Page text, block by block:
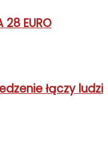
28 EURO
łączy ludzi